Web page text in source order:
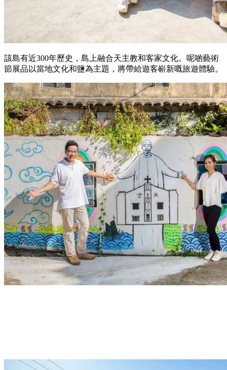
該島有近300年歷史，島上融合天主教和客家文化。呢啲藝術
節展品以當地文化和鹽為主題，將帶給遊客嶄新嘅旅遊體驗。